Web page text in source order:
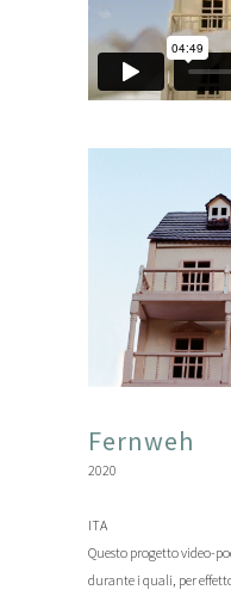
Fernweh
2020
ITA
Questo progetto video-
durante i quali, per